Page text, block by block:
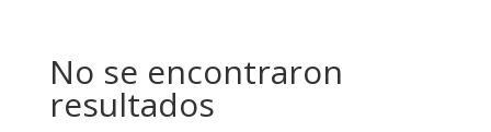
No se encontraron
resultados